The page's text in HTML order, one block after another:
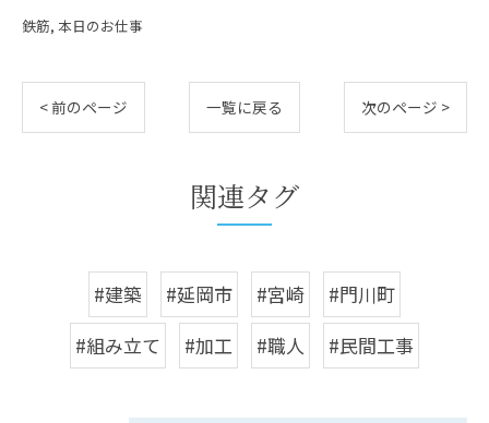
鉄筋 本日のお仕事
< 前のページ 一覧に戻る 次のページ >
関連タグ
#建築 #延岡市 #宮崎
#門川町
#組み立て
#加工 #職人 #民間工事